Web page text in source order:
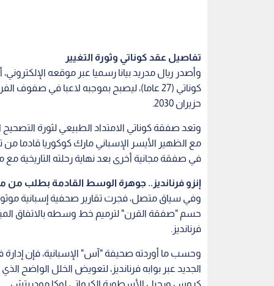
تفاصيل عقد كوناتي وثورة التغيير
وأصدر ريال مدريد بيانا رسميا عبر موقعه
حزيران 2030.
وتعد صفقة كوناتي الامتداد الطبيعي لثورة
مع الظهير الأيسر الإسباني مارك كوكوريا قادما من
في صفقة مجانية أخرى بعد نهاية رحلته التاريخية
إنزو فرنانديز.. جوهرة الوسط القادمة بطلب من
وفي سياق متصل، فجرت تقارير صحفية إسبانية
حسم "صفقة القرن" لترميم خط وسطه بالاتفاق
فرنانديز.
وحسب ما أوردته صحيفة "آس" الإسبانية، فإن إدارة
الجديد عبر بوابه فرنانديز، لتعويض الخلل الواضح
كروس ورحيل الأسطورة الكرواتي لوكا مودريتش.